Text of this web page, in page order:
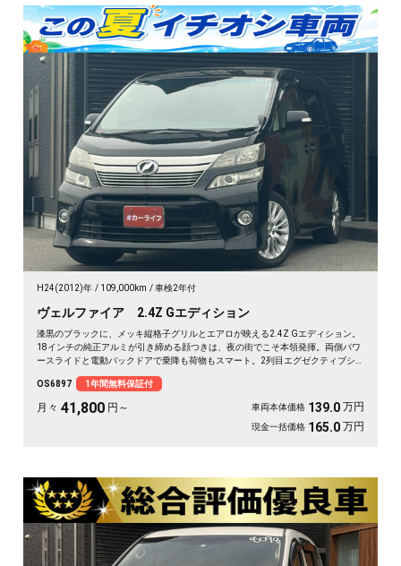
H24(2012)年 109,000km 車検2年付
ヴェルファイア 2.4Z Gエディション
漆黒のブラックに、メッキ縦格子グリルとエアロが映える2.4Z Gエディション。
18インチの純正アルミが引き締める顔つきは、夜の街でこそ本領発揮。両側パワ
ースライドと電動バックドアで乗降も荷物もスマート。2列目エグゼクティブシ
ップダウンモニターで後席の時間も特別に。長く付き合える一台として《1年保
証付》でお渡しします🚗✨💎💺😎
OS6897 1年間無料保証付
月々 41,800 円～ 車両本体価格 139.0 万円
現金一括価格 165.0 万円